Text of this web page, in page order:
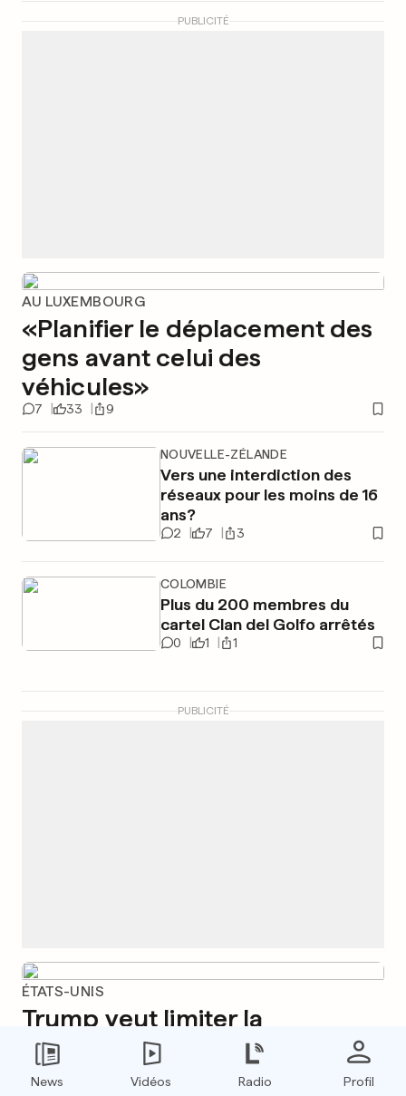
PUBLICITÉ
AU LUXEMBOURG
«Planifier le déplacement des
gens avant celui des
véhicules»
7 33 9
NOUVELLE-ZÉLANDE
Vers une interdiction des
réseaux pour les moins de 16
ans?
2 7 3
COLOMBIE
Plus du 200 membres du
cartel Clan del Golfo arrêtés
0 1 1
PUBLICITÉ
ÉTATS-UNIS
Trump veut limiter la
recherche sur les virus et cite
le Covid
News Vidéos Radio Profil